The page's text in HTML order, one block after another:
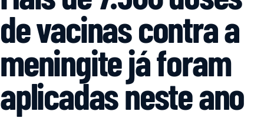
de vacinas contra a
meningite já foram
aplicadas neste ano